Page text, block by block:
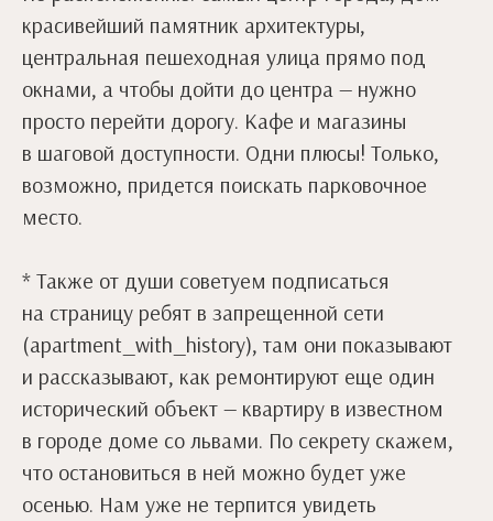
красивейший памятник архитектуры,
центральная пешеходная улица прямо под
окнами, а чтобы дойти до центра — нужно
просто перейти дорогу. Кафе и магазины
в шаговой доступности. Одни плюсы! Только,
возможно, придется поискать парковочное
место.
* Также от души советуем подписаться
на страницу ребят в запрещенной сети
(apartment_with_history), там они показывают
и рассказывают, как ремонтируют еще один
исторический объект — квартиру в известном
в городе доме со львами. По секрету скажем,
что остановиться в ней можно будет уже
осенью. Нам уже не терпится увидеть